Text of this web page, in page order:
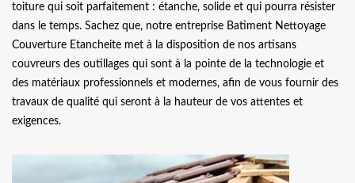
toiture qui soit parfaitement : étanche, solide et qui pourra résister
dans le temps. Sachez que, notre entreprise Batiment Nettoyage
Couverture Etancheite met à la disposition de nos artisans
couvreurs des outillages qui sont à la pointe de la technologie et
des matériaux professionnels et modernes, afin de vous fournir des
travaux de qualité qui seront à la hauteur de vos attentes et
exigences.